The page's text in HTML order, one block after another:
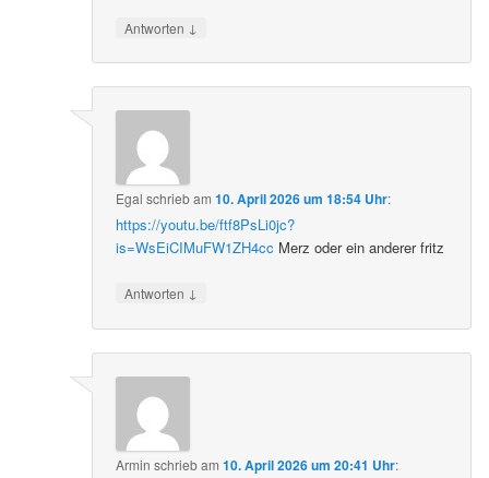
Antworten ↓
Egal schriebam10. April 2026 um 18:54 Uhr:
https://youtu.be/ftf8PsLi0jc?
is=WsEiCIMuFW1ZH4cc Merz oder ein anderer fritz
Antworten ↓
Armin schriebam10. April 2026 um 20:41 Uhr: